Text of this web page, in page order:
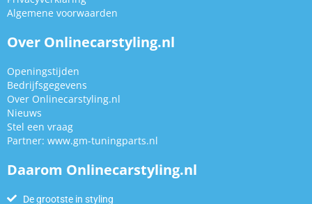
Algemene voorwaarden
Over Onlinecarstyling.nl
Openingstijden
Bedrijfsgegevens
Over Onlinecarstyling.nl
Nieuws
Stel een vraag
Partner: www.gm-tuningparts.nl
Daarom Onlinecarstyling.nl
De grootste in styling